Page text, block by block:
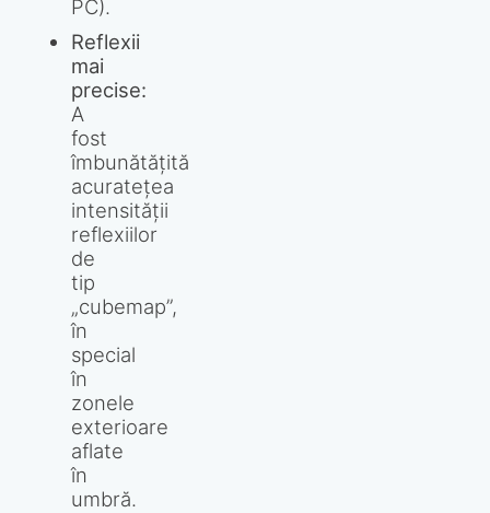
PC).
Reflexii
mai
precise:
A
fost
îmbunătățită
acuratețea
intensității
reflexiilor
de
tip
„cubemap”,
în
special
în
zonele
exterioare
aflate
în
umbră.